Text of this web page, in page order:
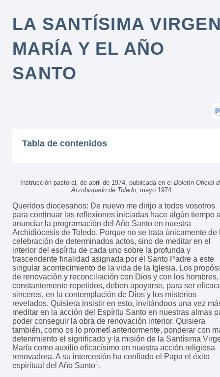
LA SANTÍSIMA
MARÍA Y EL AÑO
SANTO
Tabla de contenidos
Instrucción pastoral, de abril de 1974, publicada en el Boletín Oficial
Arzobispado de Toledo, mayo 1974.
Queridos diocesanos: De nuevo me dirijo a todos vosotros
para continuar las reflexiones iniciadas hace algún tiempo
anunciar la programación del Año Santo en nuestra
Archidiócesis de Toledo. Porque no se trata únicamente de
celebración de determinados actos, sino de meditar en el
interior del espíritu de cada uno sobre la profunda y
trascendente finalidad asignada por el Santo Padre a este
singular acontecimiento de la vida de la Iglesia. Los
de renovación y reconciliación con Dios y con los hombres,
constantemente repetidos, deben apoyarse, para ser
sinceros, en la contemplación de Dios y los misterios
revelados. Quisiera insistir en esto, invitándoos una vez
meditar en la acción del Espíritu Santo en nuestras almas
poder conseguir la obra de renovación interior. Quisiera
también, como os lo prometí anteriormente, ponderar con
detenimiento el significado y la misión de la Santísima
María como auxilio eficacísimo en nuestra acción religiosa
renovadora. A su intercesión ha confiado el Papa el éxito
espiritual del Año Santo1 .